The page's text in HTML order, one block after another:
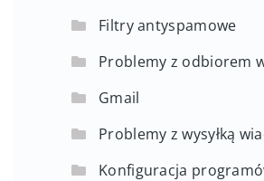
Filtry antyspamowe
Problemy z odbiorem
Gmail
Problemy z wysyłką
Konfiguracja